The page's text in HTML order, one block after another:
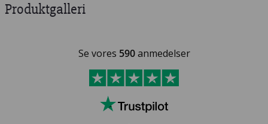
Produktgalleri
Se vores 590anmedelser